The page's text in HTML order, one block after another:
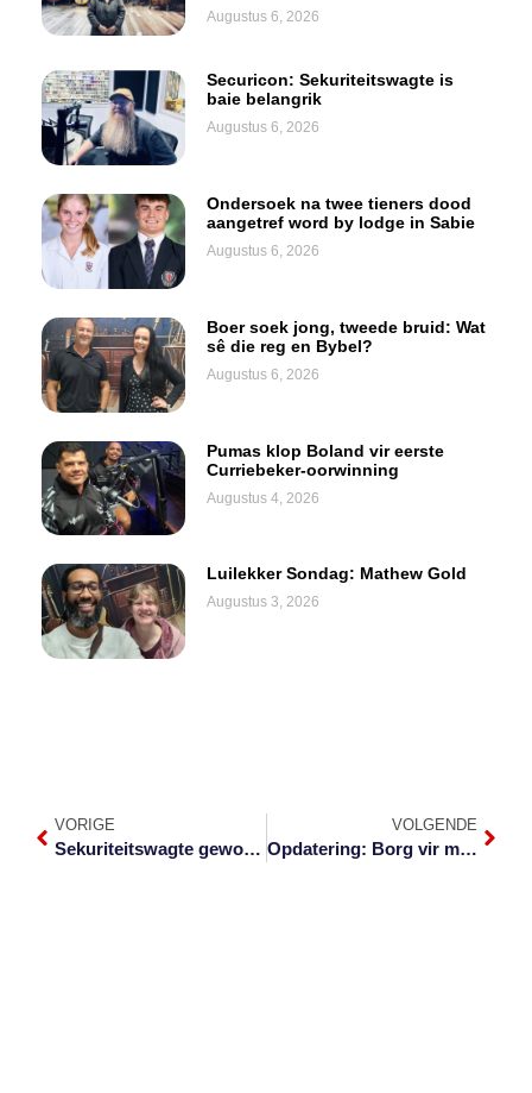
Augustus 6, 2026
Securicon: Sekuriteitswagte is
baie belangrik
Augustus 6, 2026
Ondersoek na twee tieners dood
aangetref word by lodge in Sabie
Augustus 6, 2026
Boer soek jong, tweede bruid: Wat
sê die reg en Bybel?
Augustus 6, 2026
Pumas klop Boland vir eerste
Curriebeker-oorwinning
Augustus 4, 2026
Luilekker Sondag: Mathew Gold
Augustus 3, 2026
VORIGE
Sekuriteitswagte gewond tydens transitoroof buite Hazyview
VOLGENDE
Opdatering: Borg vir man wat glo betrap is met versteekte renosterhorings